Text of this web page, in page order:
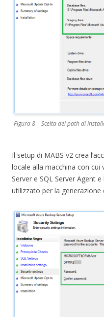
Figura 8 – Scelta dei path di
Il setup di MABS v2 crea
locale alla macchina con cui
Server e SQL Server Agent e
utilizzato per la generazione